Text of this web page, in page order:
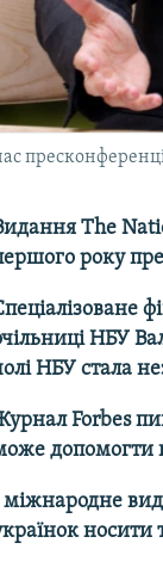
The
року
НБУ
НБУ стала
Forbes
допомогти
міжнародне
носити